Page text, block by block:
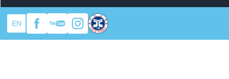
copyright © 2025 元智大學機械工程系
Designed byOZCHAMP.
EN